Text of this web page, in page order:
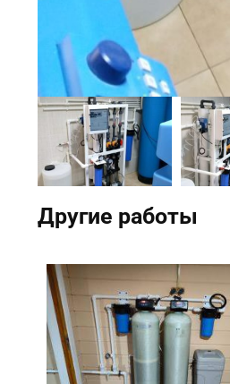
Другие работы